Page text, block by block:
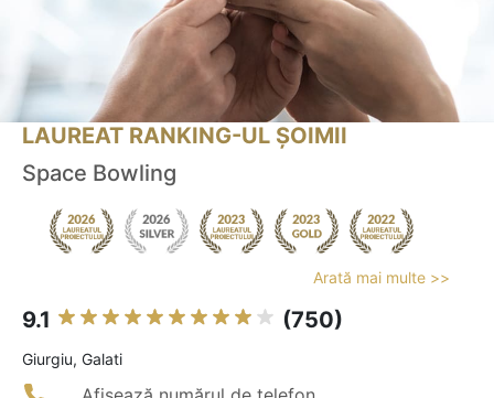
LAUREAT RANKING-UL ȘOIMII
Space Bowling
Arată mai multe >>
9.1 (750)
Giurgiu, Galati